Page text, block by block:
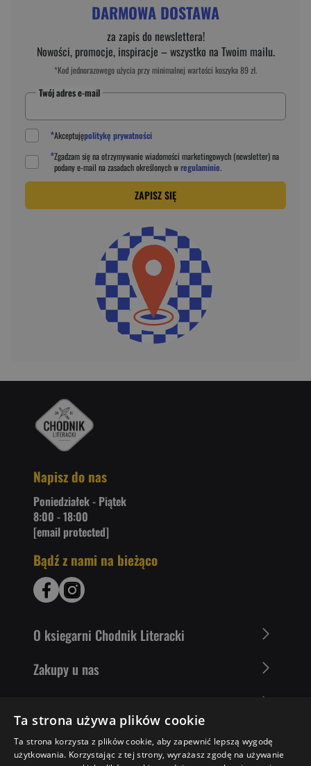
DARMOWA DOSTAWA
za zapis do newslettera!
Nowości, promocje, inspiracje – wszystko na Twoim mailu.
*Kod jednorazowego użycia przy minimalnej wartości koszyka 89 zł.
Twój adres e-mail
*Akceptujępolitykę prywatności
*Zgadzam się na otrzymywanie wiadomości marketingowych (newsletter) na
podanye-mail na zasadach określonych wregulaminie.
ZAPISZ SIĘ
Napisz do nas
Poniedziałek - Piątek
8:00 - 18:00
[email protected]
Bądź z nami na bieżąco
O ksiegarni Chodnik Literacki
Zakupy u nas
Literaci polecają
Ta strona używa plików cookie
Ta strona korzysta z plików cookie, aby zapewnić lepszą wygodę
użytkowania. Korzystając z tej strony, wyrażasz zgodę na używanie